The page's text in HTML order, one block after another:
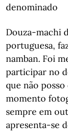
denominado
Douza-machi
portuguesa,
namban. Foi
participar no
que não
momento
sempre em
apresenta-se